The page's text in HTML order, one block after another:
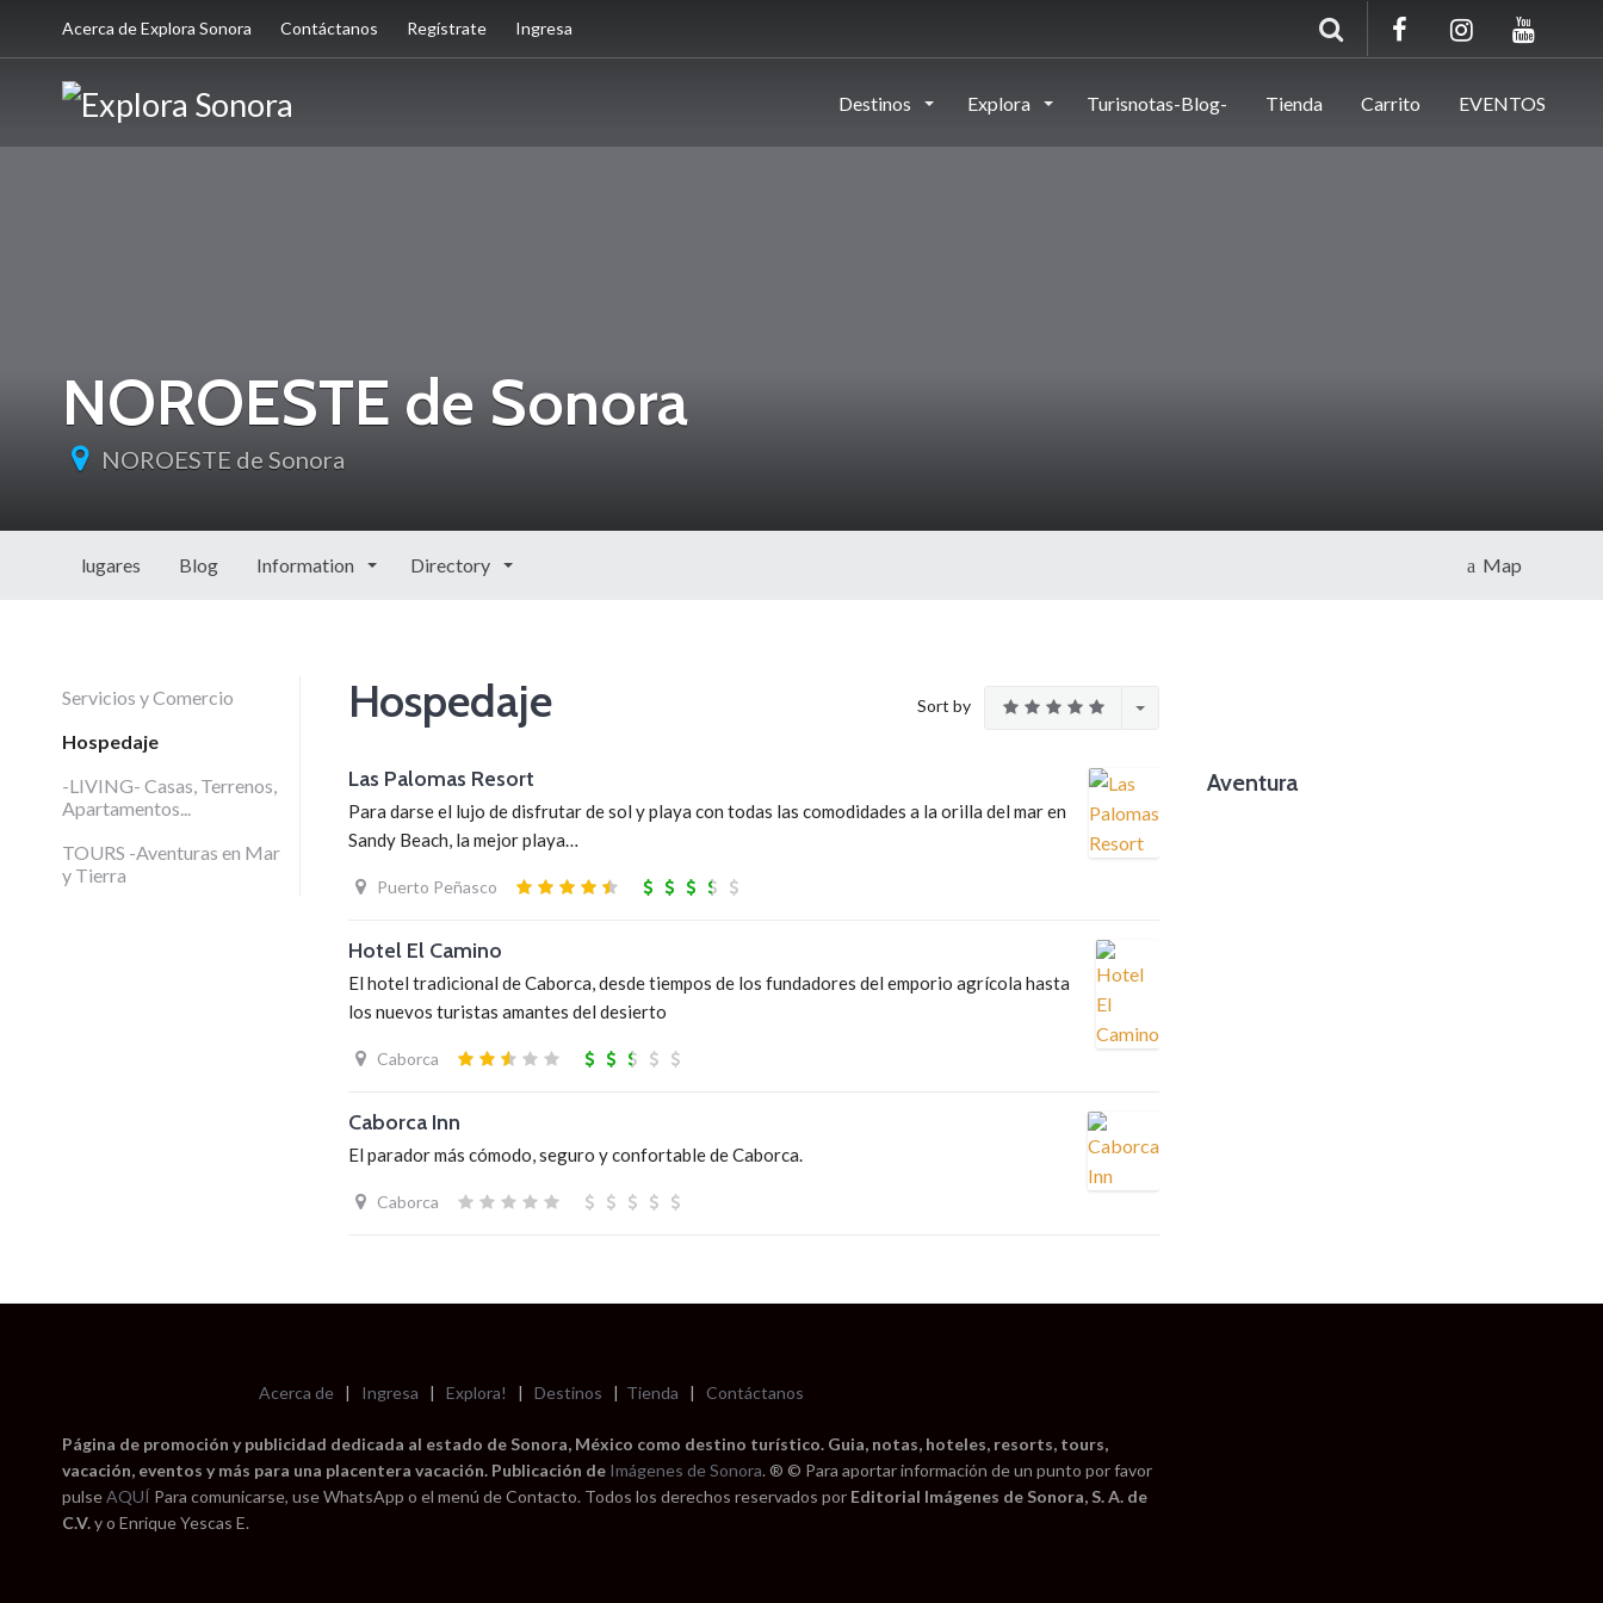
Acerca de Explora Sonora Contáctanos Regístrate Ingresa
Destinos Explora Turisnotas-Blog- Tienda Carrito EVENTOS
NOROESTE de Sonora
NOROESTE de Sonora
lugares Blog Information Directory Map
Hospedaje Sort by
Las Palomas Resort
Para darse el lujo de disfrutar de sol y playa con todas las comodidades a la orilla del mar en
Sandy Beach, la mejor playa…
Puerto Peñasco
Hotel El Camino
El hotel tradicional de Caborca, desde tiempos de los fundadores del emporio agrícola hasta
los nuevos turistas amantes del desierto
Caborca
Caborca Inn
El parador más cómodo, seguro y confortable de Caborca.
Caborca
Servicios y Comercio
Hospedaje
-LIVING- Casas, Terrenos,
Apartamentos...
TOURS -Aventuras en Mar
y Tierra
Aventura
Acerca de | Ingresa | Explora! | Destinos | Tienda | Contáctanos
Página de promoción y publicidad dedicada al estado de Sonora, México como destino turístico. Guia, notas, hoteles, resorts, tours,
vacación, eventos y más para una placentera vacación. Publicación de Imágenes de Sonora. ® © Para aportar información de un punto por favor
pulseAQUÍ Para comunicarse, use WhatsApp o el menú de Contacto. Todos los derechos reservados por Editorial Imágenes de Sonora, S. A. de
C.V.y o Enrique Yescas E.